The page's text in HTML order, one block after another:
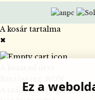
A kosár tartalma
✖
A szállítási díj és a
Ez a